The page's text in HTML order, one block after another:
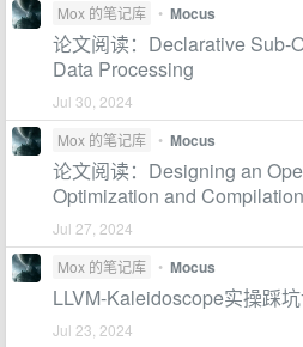
Mox 的笔记库
• Mocus
论文阅读：Declarative Sub-
Data Processing
Jul 30, 2024
Mox 的笔记库
• Mocus
论文阅读：Designing an
Optimization and Compilation
Jul 27, 2024
Mox 的笔记库
• Mocus
LLVM-Kaleidoscope实操踩
Jul 23, 2024